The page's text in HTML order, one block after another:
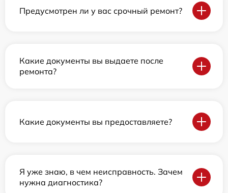
Предусмотрен ли у вас срочный ремонт?
Какие документы вы выдаете после
ремонта?
Какие документы вы предоставляете?
Я уже знаю, в чем неисправность. Зачем
нужна диагностика?